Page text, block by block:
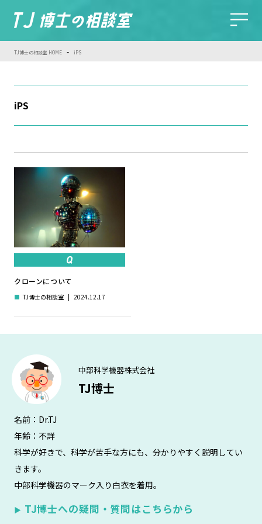
TJ博士の相談室 HOME - iPS
iPS
クローンについて
■ TJ博士の相談室 | 2024.12.17
中部科学機器株式会社
TJ博士
名前：Dr.TJ
年齢：不詳
科学が好きで、科学が苦手な方にも、分かりやすく説明してい
きます。
中部科学機器のマーク入り白衣を着用。
▶ TJ博士への疑問・質問はこちらから